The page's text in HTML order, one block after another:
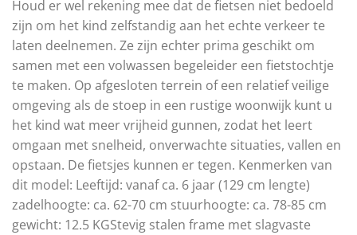
Houd er wel rekening mee dat de fietsen niet bedoeld
zijn om het kind zelfstandig aan het echte verkeer te
laten deelnemen. Ze zijn echter prima geschikt om
samen met een volwassen begeleider een fietstochtje
te maken. Op afgesloten terrein of een relatief veilige
omgeving als de stoep in een rustige woonwijk kunt u
het kind wat meer vrijheid gunnen, zodat het leert
omgaan met snelheid, onverwachte situaties, vallen en
opstaan. De fietsjes kunnen er tegen. Kenmerken van
dit model: Leeftijd: vanaf ca. 6 jaar (129 cm lengte)
zadelhoogte: ca. 62-70 cm stuurhoogte: ca. 78-85 cm
gewicht: 12.5 KGStevig stalen frame met slagvaste